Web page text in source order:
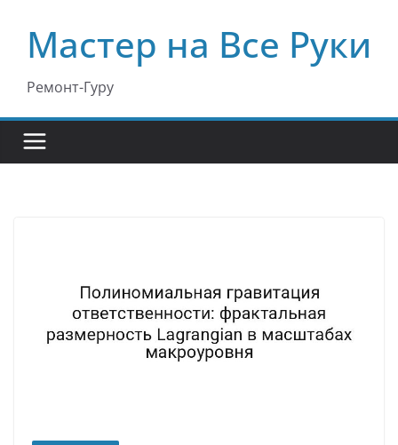
содержимому
Мастер на Все Руки
Ремонт-Гуру